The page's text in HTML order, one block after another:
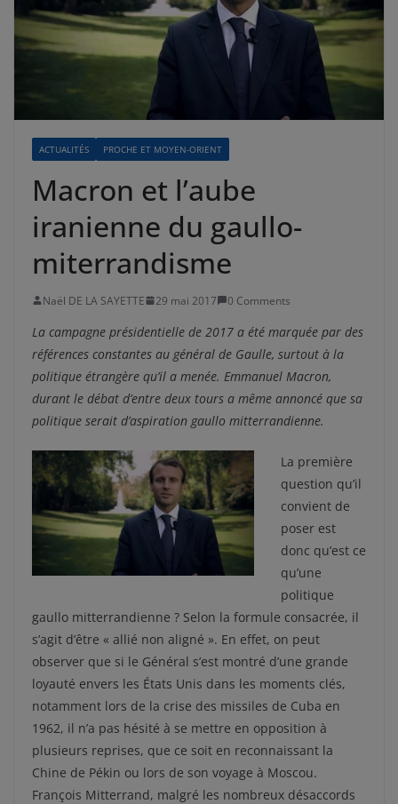
ACTUALITÉS PROCHE ET MOYEN-ORIENT
Macron et l’aube
iranienne du gaullo-
miterrandisme
Naël DE LA SAYETTE 29 mai 2017 0 Comments
La campagne présidentielle de 2017 a été marquée par des
références constantes au général de Gaulle, surtout à la
politique étrangère qu’il a menée. Emmanuel Macron,
durant le débat d’entre deux tours a même annoncé que sa
politique serait d’aspiration gaullo mitterrandienne.
La première
question qu’il
convient de
poser est
donc qu’est ce
qu’une
politique
gaullo mitterrandienne ? Selon la formule consacrée, il
s’agit d’être « allié non aligné ». En effet, on peut
observer que si le Général s’est montré d’une grande
loyauté envers les États Unis dans les moments clés,
notamment lors de la crise des missiles de Cuba en
1962, il n’a pas hésité à se mettre en opposition à
plusieurs reprises, que ce soit en reconnaissant la
Chine de Pékin ou lors de son voyage à Moscou.
François Mitterrand, malgré les nombreux désaccords